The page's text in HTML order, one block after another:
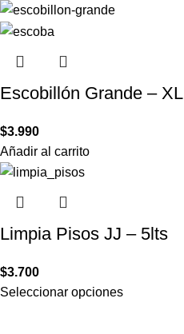
Escobillón Grande – XL
$3.990
Añadir al carrito
Limpia Pisos JJ – 5lts
$3.700
Seleccionar opciones